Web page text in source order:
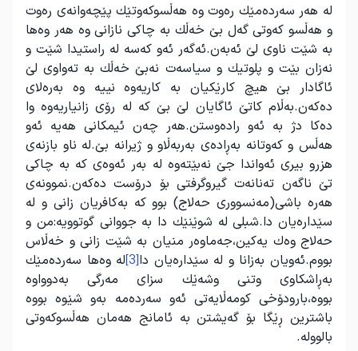
له‌ هه‌ر سه‌رده‌مێك ره‌وت وه هه‌ڵسوكه‌وتێك پێچه‌وانه‌ی ره‌وت
و هه‌ڵسو كه‌وتی گه‌ل بێ خه‌ڵك به‌ چاكی نازانی وه هه‌ر وه‌ها
به‌ شێت ناوی لێ ئه‌به‌ن.ئه‌گه‌ر ئه‌و كه‌سه‌ له‌ راستیدا شێت و
نه‌زان بێت و پلوتیك و سیاسه‌ت نه‌بێ خه‌ڵك به‌ ته‌واوی لێ
ئاگادار بێ هیچ كارێكیان به‌ كاریه‌وه نییه‌ وه به‌‌ره‌لای
ده‌كه‌ن.به‌ڵام كاتێ ئاگایان لێ بێ كه‌ له‌ رۆی زانیاریه‌وه وا
ده‌كا دژ به‌ ئه‌و راده‌وستن.هه‌ر چه‌ن ئیمكانی هه‌یه‌ ئه‌و
هه‌ڵس و كه‌وتانه ‌به‌ڕاده‌ی به‌ربه‌ڵاو و ژیرانه‌ بێ.له‌ ناو بازنه‌ی
هزرو بیری ئه‌واندا جێ نه‌بێته‌وه ‌له‌ به‌ر ئه‌وه‌ی كه‌ به‌ چاكی
تێ ناگه‌ن ته‌نانه‌ت گیروگرفتی بۆ درۆست ده‌كه‌ن.نموونه‌ی
هه‌ره‌ باشی(مه‌نسووری حه‌لاج) بوو كه به‌كافریان زانی و له‌
سێداره‌یان دا.شبلی له‌ شوێنێك دا به‌ جووانی گوتوویه‌:من و
حه‌لاج وه‌ك یه‌كین،جه‌ماوه‌ر منیان به‌ شێت زانی و خه‌ڵاس
بووم.ئه‌ویان به‌زانا و له‌ سێداره‌یان دا[3] له‌ وه‌ها سه‌رده‌مێك
به‌ڕاشكاوی وتنی وشه‌ێك سزای مه‌رگی به‌دوواوه‌
بووه‌،بارودۆخی كومه‌ڵایه‌تی ئه‌و سه‌رده‌مه‌ به‌و شێوه‌ بووه
باشترین ڕێگا بۆ گه‌یشتن به‌ ئامانج هه‌مان هه‌ڵسوكه‌وتی
بالووله.